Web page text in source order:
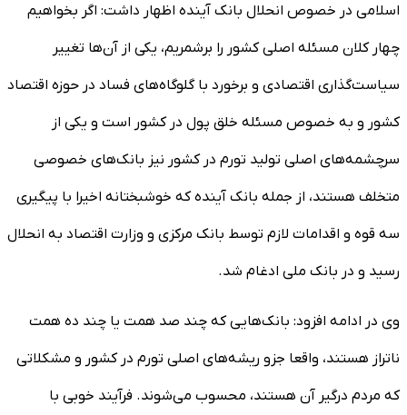
اسلامی در خصوص انحلال بانک آینده اظهار داشت: اگر بخواهیم
چهار کلان مسئله اصلی کشور را برشمریم، یکی از آن‌ها تغییر
سیاست‌گذاری اقتصادی و برخورد با گلوگاه‌های فساد در حوزه اقتصاد
کشور و به خصوص مسئله خلق پول در کشور است و یکی از
سرچشمه‌های اصلی تولید تورم در کشور نیز بانک‌های خصوصی
متخلف هستند، از جمله بانک آینده که خوشبختانه اخیرا با پیگیری
سه قوه و اقدامات لازم توسط بانک مرکزی و وزارت اقتصاد به انحلال
رسید و در بانک ملی ادغام شد.
وی در ادامه افزود: بانک‌هایی که چند صد همت یا چند ده همت
ناتراز هستند، واقعا جزو ریشه‌های اصلی تورم در کشور و مشکلاتی
که مردم درگیر آن هستند، محسوب می‌شوند. فرآیند خوبی با